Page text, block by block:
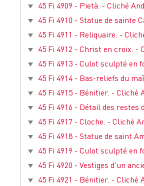
45 Fi 4909 - Pietà. - Cliché
45 Fi 4910 - Statue de sainte
45 Fi 4911 - Reliquaire. -
45 Fi 4912 - Christ en croix. -
45 Fi 4913 - Culot sculpté en
45 Fi 4914 - Bas-reliefs du
45 Fi 4915 - Bénitier. - Cliché
45 Fi 4916 - Détail des
45 Fi 4917 - Cloche. - Cliché
45 Fi 4918 - Statue de saint
45 Fi 4919 - Culot sculpté en
45 Fi 4920 - Vestiges d'un
45 Fi 4921 - Bénitier. - Cliché